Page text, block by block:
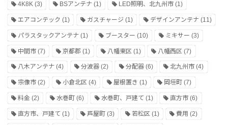
4K8K (3) BSアンテナ(1) LED照明、北九州市(1)
エアコンテック (1) ガスチャージ (1) デザインアンテナ(11)
パラスタックアンテナ (1) ブースター (10) ミキサー (3)
中間市 (7) 京都郡 (1) 八幡東区 (1) 八幡西区 (7)
八木アンテナ (4) 分波器(2) 分配器(6) 北九州市 (4)
宗像市 (2) 小倉北区(4) 屋根置き (1) 岡垣町 (7)
料金 (2) 水巻町(6) 水巻町、戸建て (1) 直方市 (6)
直方市、戸建て (1) 芦屋町(3) 若松区 (1) 費用 (2)